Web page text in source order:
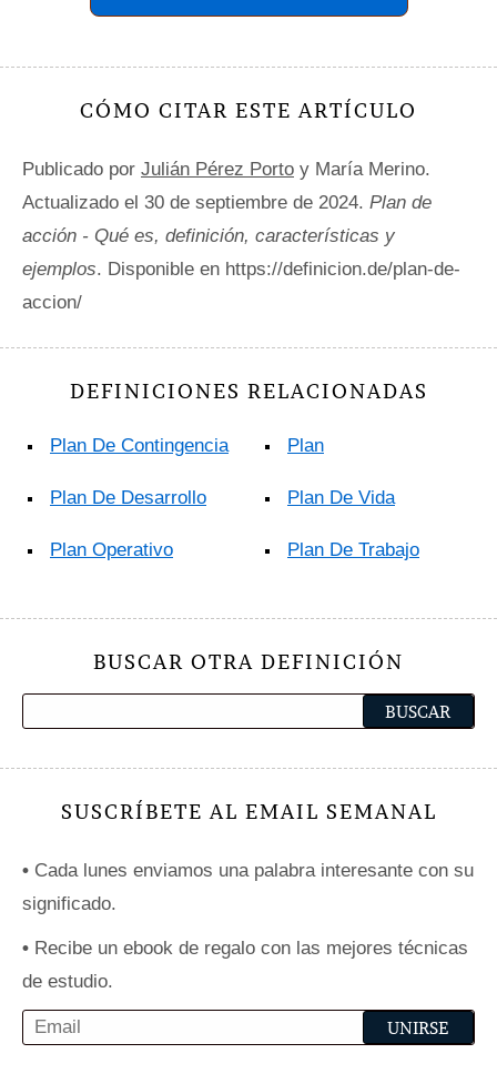
CÓMO CITAR ESTE ARTÍCULO
Publicado por Julián Pérez Porto y María Merino.
Actualizado el 30 de septiembre de 2024. Plan de
acción - Qué es, definición, características y
ejemplos. Disponible en https://definicion.de/plan-de-
accion/
DEFINICIONES RELACIONADAS
Plan De Contingencia
Plan De Desarrollo
Plan Operativo
Plan
Plan De Vida
Plan De Trabajo
BUSCAR OTRA DEFINICIÓN
SUSCRÍBETE AL EMAIL SEMANAL
• Cada lunes enviamos una palabra interesante con su
significado.
• Recibe un ebook de regalo con las mejores técnicas
de estudio.